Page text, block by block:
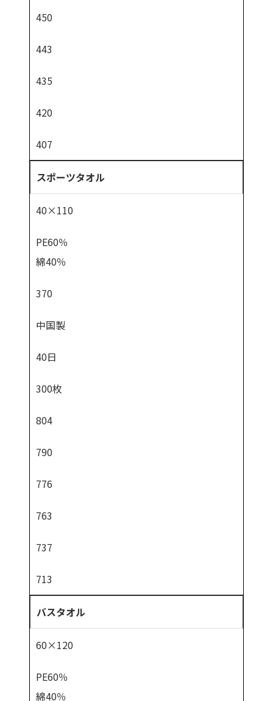
450
443
435
420
407
スポーツタオル
40×110
PE60％
綿40％
370
中国製
40日
300枚
804
790
776
763
737
713
バスタオル
60×120
PE60％
綿40％